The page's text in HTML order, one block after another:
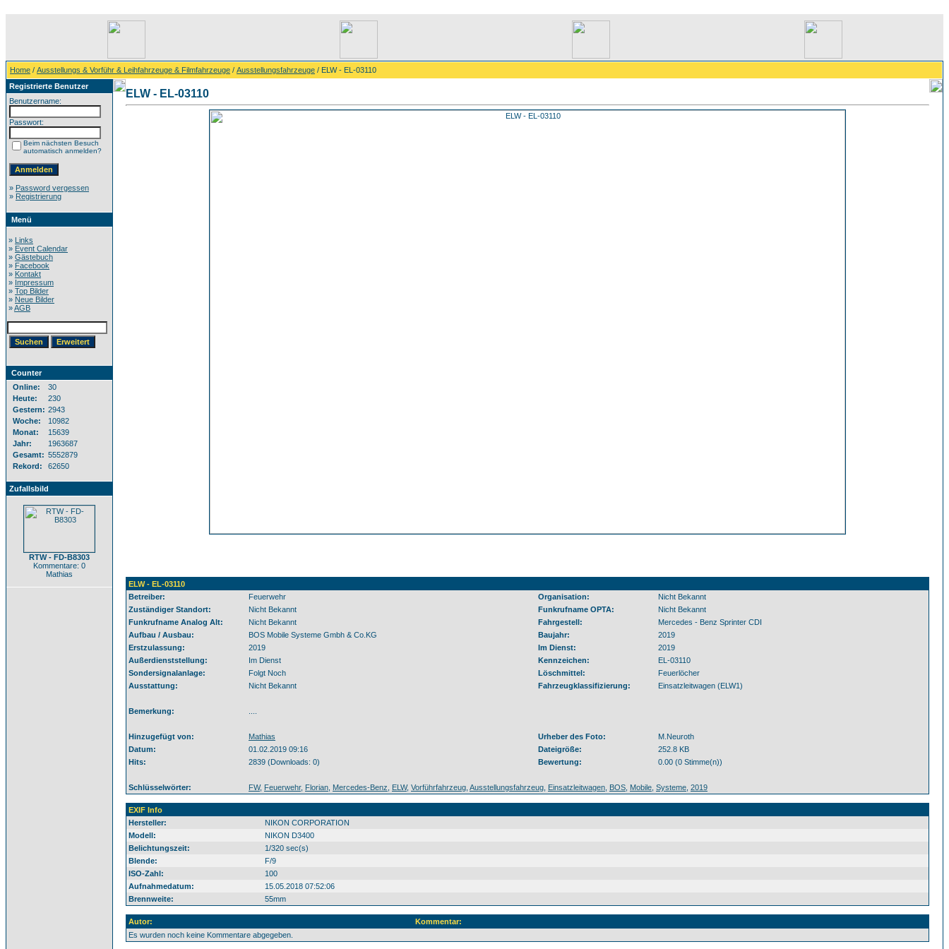
Home / Ausstellungs & Vorführ & Leihfahrzeuge & Filmfahrzeuge / Ausstellungsfahrzeuge / ELW - EL-03110
Registrierte Benutzer
Benutzername:
Passwort:
Beim nächsten Besuch
automatisch anmelden?
» Password vergessen
» Registrierung
Menü
» Links
» Event Calendar
» Gästebuch
» Facebook
» Kontakt
» Impressum
» Top Bilder
» Neue Bilder
»AGB
Counter
Online:
30
Heute:
230
Gestern: 2943
Woche:
10982
Monat:
15639
Jahr:
1963687
Gesamt: 5552879
Rekord:
62650
Zufallsbild
RTW - FD-B8303
Kommentare: 0
Mathias
ELW - EL-03110
ELW - EL-03110
Betreiber:
Feuerwehr Organisation:
Nicht Bekannt
Zuständiger Standort:
Nicht Bekannt Funkrufname OPTA:
Nicht Bekannt
Funkrufname Analog Alt:
Nicht Bekannt Fahrgestell:
Mercedes - Benz Sprinter CDI
Aufbau / Ausbau:
BOS Mobile Systeme Gmbh & Co.KG Baujahr:
2019
Erstzulassung:
2019 Im Dienst:
2019
Außerdienststellung:
Im Dienst Kennzeichen:
EL-03110
Sondersignalanlage:
Folgt Noch Löschmittel:
Feuerlöcher
Ausstattung:
Nicht Bekannt Fahrzeugklassifizierung: Einsatzleitwagen (ELW1)
Bemerkung:
Hinzugefügt von: Mathias Urheber des Foto:
M.Neuroth
Datum:
01.02.2019 09:16 Dateigröße:
252.8 KB
Hits:
2839 (Downloads: 0) Bewertung: 0.00 (0 Stimme(n))
Schlüsselwörter: FW, Feuerwehr, Florian Mercedes-Benz ELW, Vorführfahrzeug Ausstellungsfahrzeug Einsatzleitwagen BOS Mobile Systeme 2019
EXIF Info
Hersteller:
NIKON CORPORATION
Modell:
NIKON D3400
Belichtungszeit:
1/320 sec(s)
Blende:
F/9
ISO-Zahl:
100
Aufnahmedatum:
15.05.2018 07:52:06
Brennweite:
55mm
Autor:
Kommentar:
Es wurden noch keine Kommentare abgegeben.